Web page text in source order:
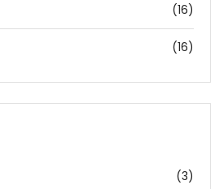
(16)
(16)
(3)